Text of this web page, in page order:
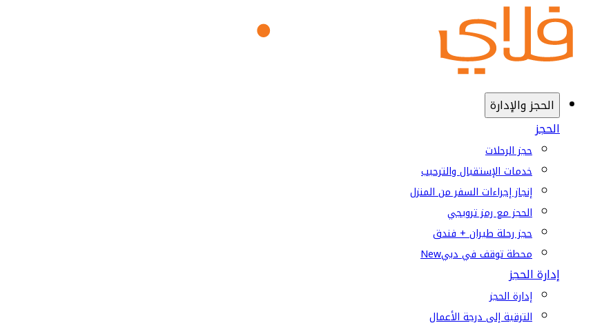
الحجز والإدارة
الحجز
حجز الرحلات
خدمات الإستقبال والترحيب
إنجاز إجراءات السفر من المنزل
الحجز مع رمز ترويجي
حجز رحلة طيران + فندق
محطة توقف في دبيNew
إدارة الحجز
إدارة الحجز
الترقية إلى درجة الأعمال